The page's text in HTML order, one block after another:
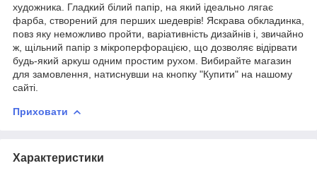
художника. Гладкий білий папір, на який ідеально лягає
фарба, створений для перших шедеврів! Яскрава обкладинка,
повз яку неможливо пройти, варіативність дизайнів і, звичайно
ж, щільний папір з мікроперфорацією, що дозволяє відірвати
будь-який аркуш одним простим рухом. Вибирайте магазин
для замовлення, натиснувши на кнопку "Купити" на нашому
сайті.
Приховати
Характеристики